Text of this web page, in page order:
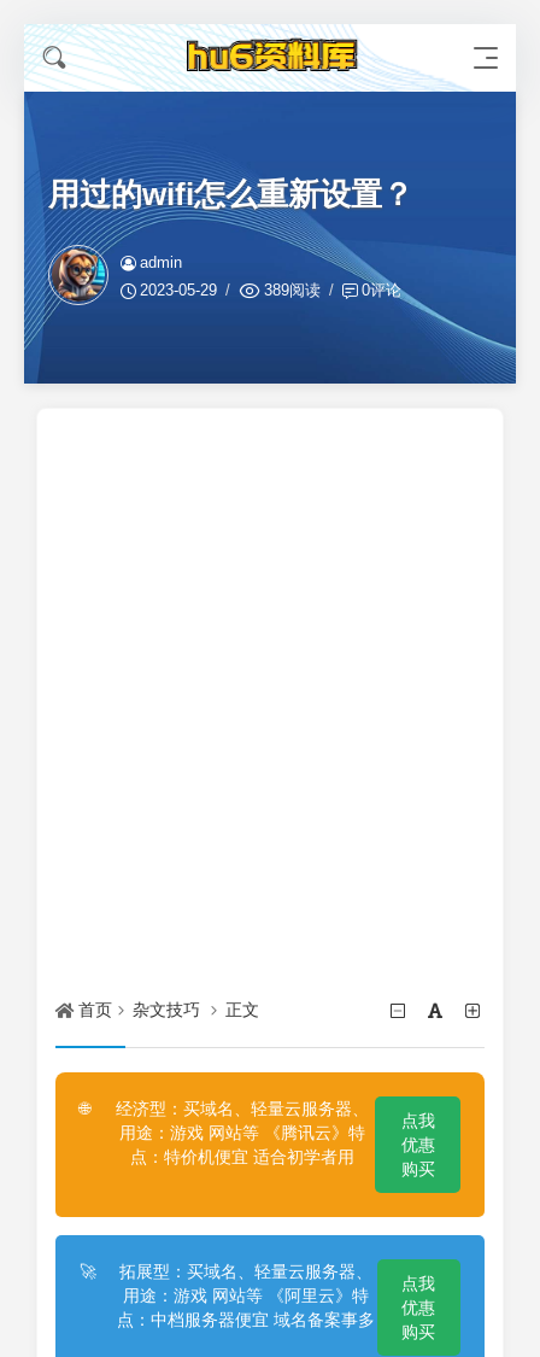
用过的wifi怎么重新设置？
admin
2023-05-29
389阅读 0评论
首页 杂文技巧 正文
🌐
经济型：买域名、轻量云服务器、
用途：游戏 网站等 《腾讯云》特
点：特价机便宜 适合初学者用
点我
优惠
购买
🚀
拓展型：买域名、轻量云服务器、
用途：游戏 网站等 《阿里云》特
点：中档服务器便宜 域名备案事多
点我
优惠
购买